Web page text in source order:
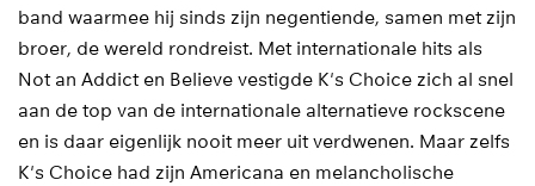
band waarmee hij sinds zijn negentiende, samen met zijn
broer, de wereld rondreist. Met internationale hits als
Not an Addict en Believe vestigde K's Choice zich al snel
aan de top van de internationale alternatieve rockscene
en is daar eigenlijk nooit meer uit verdwenen. Maar zelfs
K's Choice had zijn Americana en melancholische